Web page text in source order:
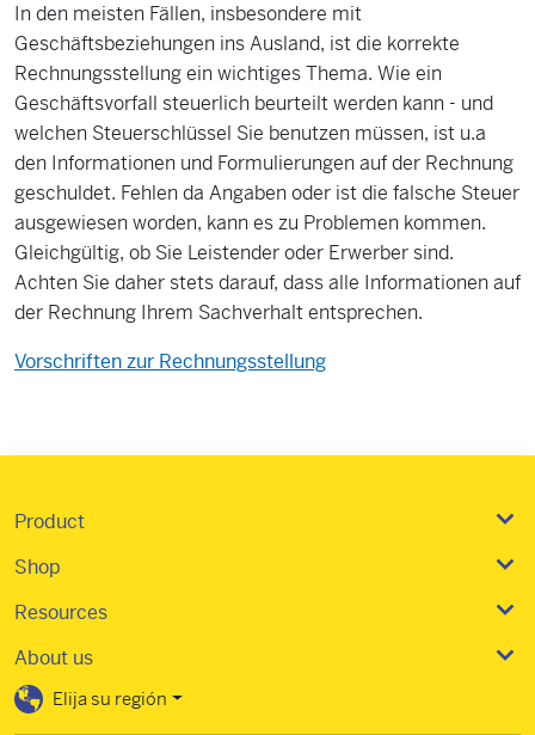
In den meisten Fällen, insbesondere mit
Geschäftsbeziehungen ins Ausland, ist die korrekte
Rechnungsstellung ein wichtiges Thema. Wie ein
Geschäftsvorfall steuerlich beurteilt werden kann - und
welchen Steuerschlüssel Sie benutzen müssen, ist u.a
den Informationen und Formulierungen auf der Rechnung
geschuldet. Fehlen da Angaben oder ist die falsche Steuer
ausgewiesen worden, kann es zu Problemen kommen.
Gleichgültig, ob Sie Leistender oder Erwerber sind.
Achten Sie daher stets darauf, dass alle Informationen auf
der Rechnung Ihrem Sachverhalt entsprechen.
Vorschriften zur Rechnungsstellung
Product
Shop
Resources
About us
Elija su región